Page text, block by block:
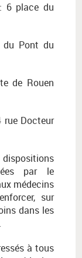
6 place du
Pont du
de Rouen
rue Docteur
par le
médecins
sur
dans les
à tous